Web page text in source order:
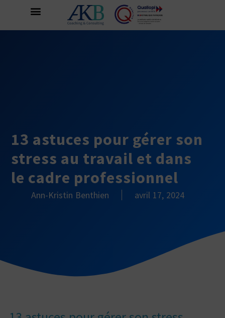
13 astuces pour gérer son
stress au travail et dans
le cadre professionnel
Ann-Kristin Benthien avril 17, 2024